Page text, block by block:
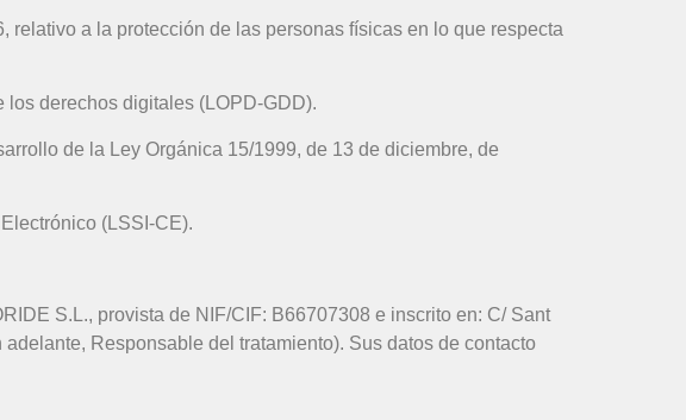
a la protección de las personas físicas en lo que respecta
los derechos digitales (LOPD-GDD).
de la Ley Orgánica 15/1999, de 13 de diciembre, de
(LSSI-CE).
S.L., provista de NIF/CIF: B66707308 e inscrito en: C/ Sant
Responsable del tratamiento). Sus datos de contacto